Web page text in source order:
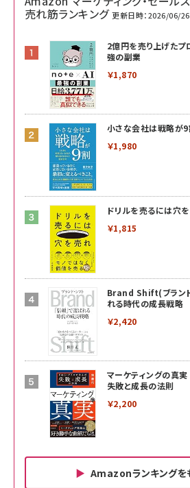
売れ筋ランキング 更新日時：2026/06/
2億円を売り上げた
強の副業
￥1,870
小さな会社は戦略が
￥1,980
ドリルを売るには穴
￥1,815
Brand Shift(ブランド
れる時代の成長戦略
￥2,420
マーケティングの真
失敗と成長の法則
￥2,200
Amazonランキングを